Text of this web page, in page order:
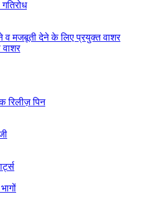
व मजबूती देने के लिए प्रयुक्त वाशर
वाशर
रिलीज़ पिन